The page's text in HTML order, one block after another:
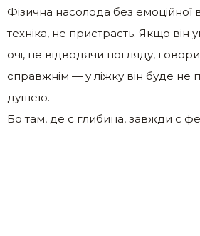
Фізична насолода без емоційної
техніка, не пристрасть. Якщо він
очі, не відводячи погляду,
справжнім — у ліжку він буде не
душею.
Бо там, де є глибина, завжди є